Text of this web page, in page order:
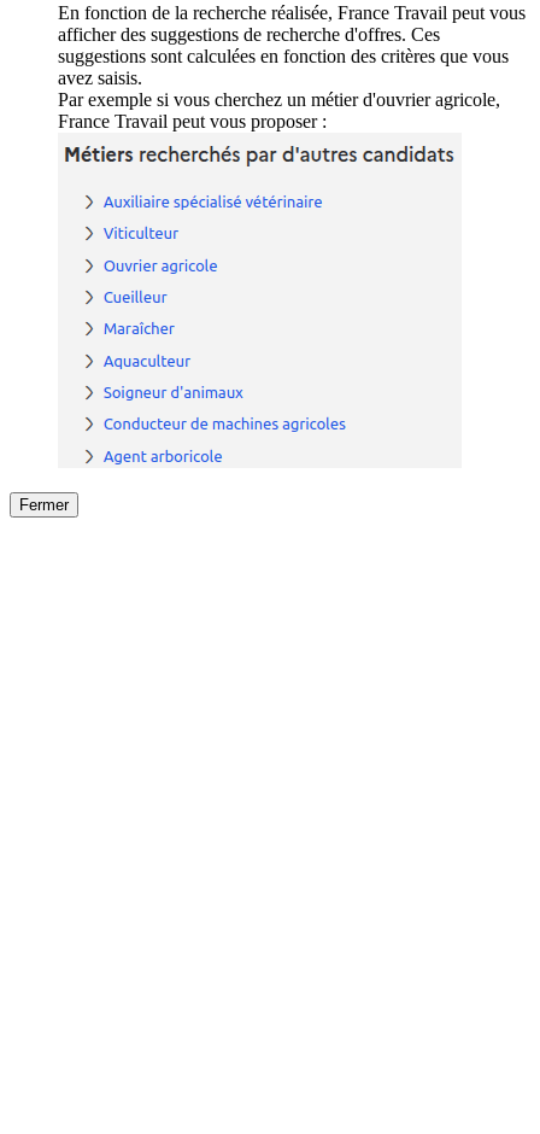
En fonction de la recherche réalisée, France Travail peut vous
afficher des suggestions de recherche d'offres. Ces
suggestions sont calculées en fonction des critères que vous
avez saisis.
Par exemple si vous cherchez un métier d'ouvrier agricole,
France Travail peut vous proposer :
Fermer